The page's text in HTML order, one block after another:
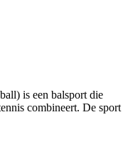
is een balsport die
combineert. De sport